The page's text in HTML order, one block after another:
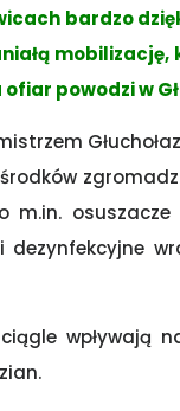
bardzo
powodzi w
m.in.
dezynfekcyjne